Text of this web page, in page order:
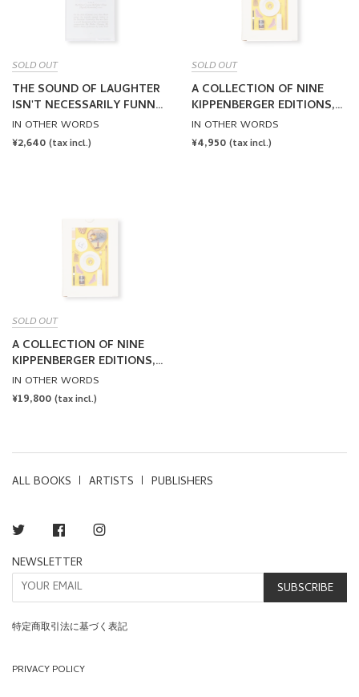
SOLD OUT
THE SOUND OF LAUGHTER
ISN'T NECESSARILY FUNNY
by Jonathan Monk
IN OTHER WORDS
REGULAR
¥2,640 (tax incl.)
SOLD OUT
A COLLECTION OF NINE
KIPPENBERGER EDITIONS,
ONE BOETTI WATCH, A
CIGARETTE AND YELLOW
IN OTHER WORDS
REGULAR
¥4,950 (tax incl.)
SOLD OUT
A COLLECTION OF NINE
KIPPENBERGER EDITIONS,
ONE BOETTI WATCH, A
CIGARETTE AND YELLOW
IN OTHER WORDS
REGULAR
¥19,800 (tax incl.)
ALL BOOKS ARTISTS PUBLISHERS
Twitter Facebook
NEWSLETTER
SUBSCRIBE
特定商取引法に基づく表記
PRIVACY POLICY